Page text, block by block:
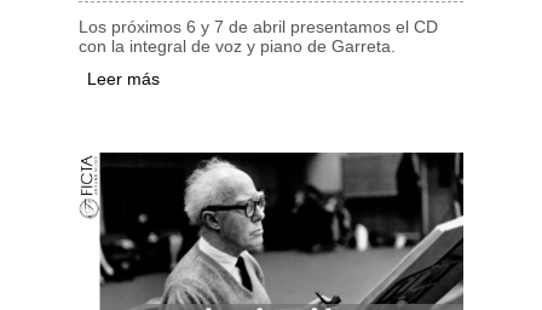
Los próximos 6 y 7 de abril presentamos el CD
con la integral de voz y piano de Garreta.
Leer más